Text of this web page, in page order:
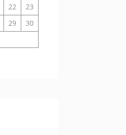
22
23
29
30